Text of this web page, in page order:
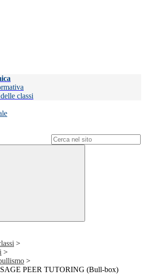
classi
>
>
>
PEER TUTORING (Bull-box)